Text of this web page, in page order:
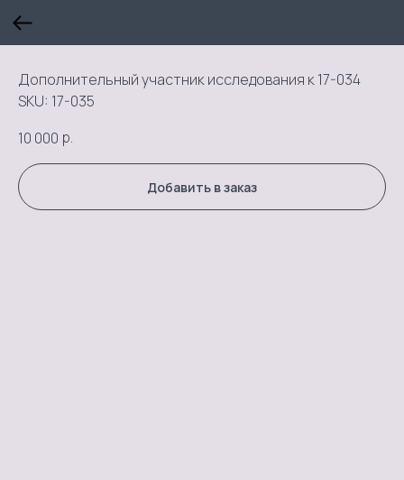
Дополнительный участник исследования к 17-034
SKU: 17-035
10 000 р.
Добавить в заказ